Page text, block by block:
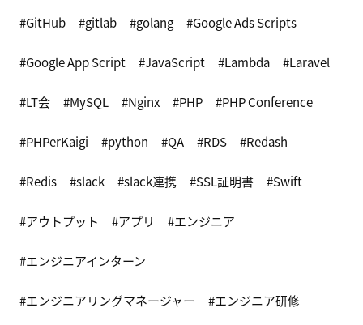
GitHub gitlab golang Google Ads Scripts
Google App Script JavaScript Lambda Laravel
LT会 MySQL Nginx PHP PHP Conference
PHPerKaigi python QA RDS Redash
Redis slack slack連携 SSL証明書 Swift
アウトプット アプリ エンジニア
エンジニアインターン
エンジニアリングマネージャー エンジニア研修